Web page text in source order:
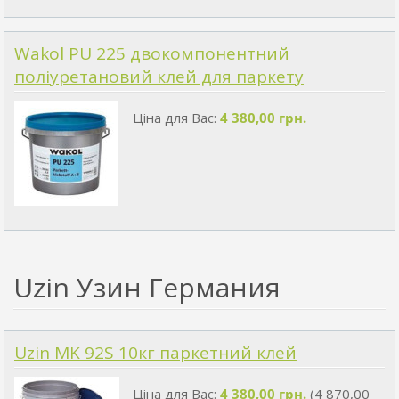
Wakol PU 225 двокомпонентний
поліуретановий клей для паркету
Ціна для Вас: 4 380,00 грн.
Uzin Узин Германия
Uzin MK 92S 10кг паркетний клей
Ціна для Вас: 4 380,00 грн.(4 870,00